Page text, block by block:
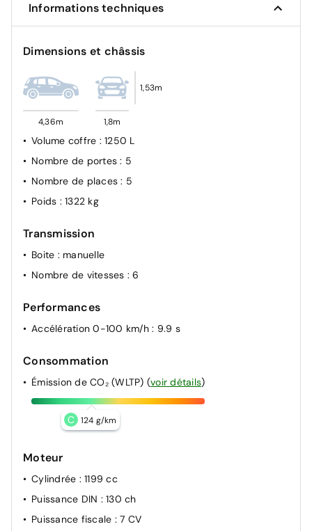
Informations techniques
Dimensions et châssis
4,36m 1,8m
1,53m
Volume coffre : 1250 L
Nombre de portes: 5
Nombre de places: 5
Poids : 1322 kg
Transmission
Boite : manuelle
Nombre de vitesses : 6
Performances
Accélération 0-100 km/h : 9.9 s
Consommation
Émission de CO₂ (WLTP) (voir détails)
C 124 g/km
Moteur
Cylindrée : 1199 cc
Puissance DIN : 130 ch
Puissance fiscale : 7 CV